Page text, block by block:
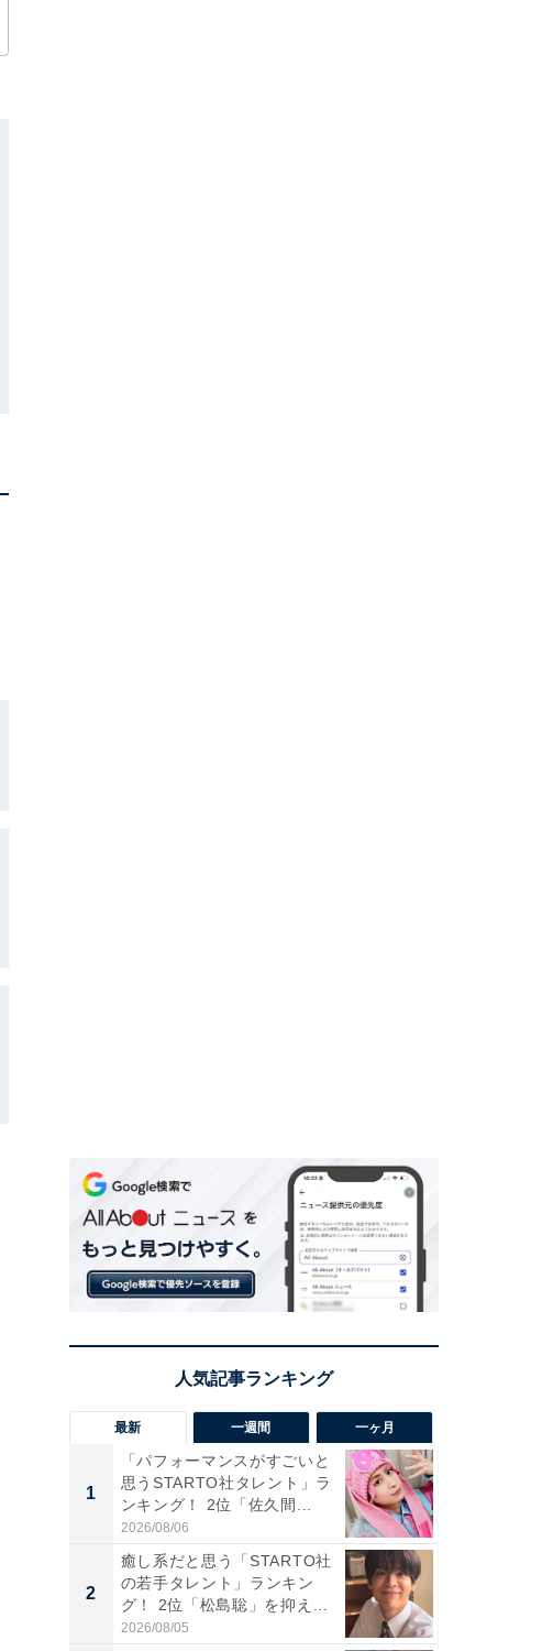
最新 一週間 一ヶ月
1
「パフォーマンスがすごいと
思うSTARTO社タレント」ラ
ンキング！ 2位「佐久間...
2026/08/06
2
癒し系だと思う「STARTO社
の若手タレント」ランキン
グ！ 2位「松島聡」を抑え...
2026/08/05